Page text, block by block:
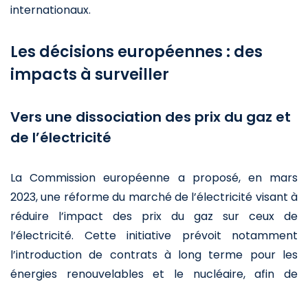
internationaux.
Les décisions européennes : des
impacts à surveiller
Vers une dissociation des prix du gaz et
de l’électricité
La Commission européenne a proposé, en mars
2023, une réforme du marché de l’électricité visant à
réduire l’impact des prix du gaz sur ceux de
l’électricité. Cette initiative prévoit notamment
l’introduction de contrats à long terme pour les
énergies renouvelables et le nucléaire, afin de